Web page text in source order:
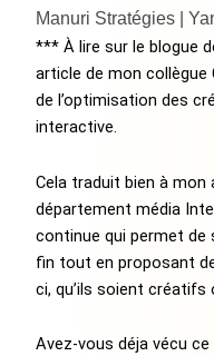
Manuri Stratégies |
*** À lire sur le blogue
article de mon collègue
de l’optimisation des
interactive.
Cela traduit bien à mon
département média
continue qui permet de
fin tout en proposant
ci, qu’ils soient créatifs
Avez-vous déja vécu